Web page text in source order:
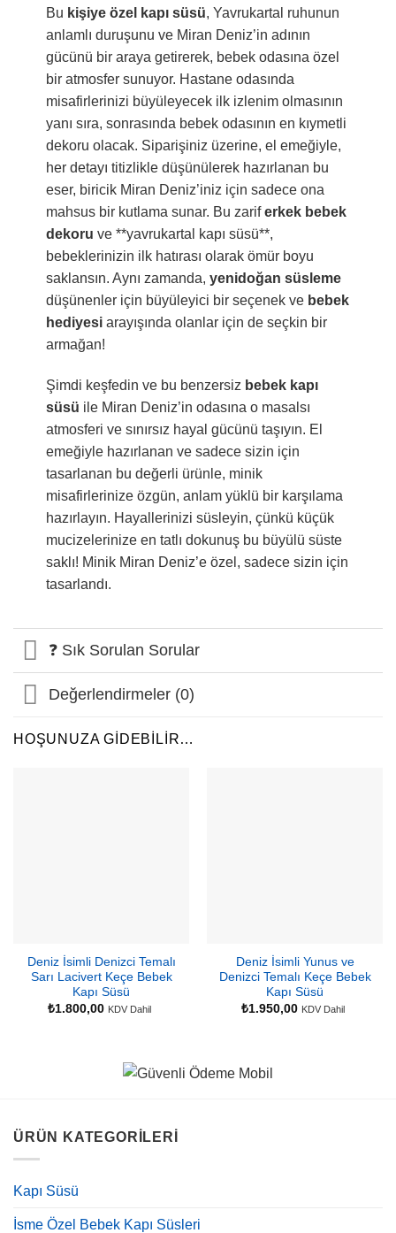
Bu kişiye özel kapı süsü, Yavrukartal ruhunun
anlamlı duruşunu ve Miran Deniz’in adının
gücünü bir araya getirerek, bebek odasına özel
bir atmosfer sunuyor. Hastane odasında
misafirlerinizi büyüleyecek ilk izlenim olmasının
yanı sıra, sonrasında bebek odasının en kıymetli
dekoru olacak. Siparişiniz üzerine, el emeğiyle,
her detayı titizlikle düşünülerek hazırlanan bu
eser, biricik Miran Deniz’iniz için sadece ona
mahsus bir kutlama sunar. Bu zariferkek bebek
dekoru ve **yavrukartal kapı süsü**,
bebeklerinizin ilk hatırası olarak ömür boyu
saklansın. Aynı zamanda, yenidoğan süsleme
düşünenler için büyüleyici bir seçenek ve bebek
hediyesiarayışında olanlar için de seçkin bir
armağan!
Şimdi keşfedin ve bu benzersiz bebek kapı
süsü ile Miran Deniz’in odasına o masalsı
atmosferi ve sınırsız hayal gücünü taşıyın. El
emeğiyle hazırlanan ve sadece sizin için
tasarlanan bu değerli ürünle, minik
misafirlerinize özgün, anlam yüklü bir karşılama
hazırlayın. Hayallerinizi süsleyin, çünkü küçük
mucizelerinize en tatlı dokunuş bu büyülü süste
saklı! Minik Miran Deniz’e özel, sadece sizin için
tasarlandı.
❓ Sık Sorulan Sorular
Değerlendirmeler (0)
HOŞUNUZA GIDEBILIR…
Deniz İsimli Denizci Temalı
Sarı Lacivert Keçe Bebek
Kapı Süsü
₺1.800,00 KDV Dahil
Deniz İsimli Yunus ve
Denizci Temalı Keçe Bebek
Kapı Süsü
₺1.950,00 KDV Dahil
ÜRÜN KATEGORILERI
Kapı Süsü
İsme Özel Bebek Kapı Süsleri